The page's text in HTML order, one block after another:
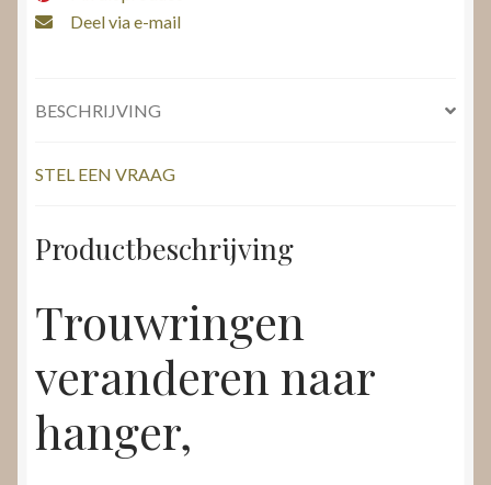
Deel via e-mail
BESCHRIJVING
STEL EEN VRAAG
Productbeschrijving
Trouwringen
veranderen naar
hanger,